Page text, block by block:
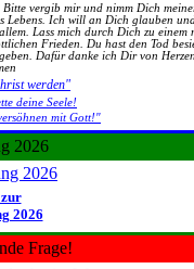
Bitte vergib mir und nimm Dich
Lebens. Ich will an Dich glauben
Lass mich durch Dich zu einem
Frieden. Du hast den Tod
Dafür danke ich Dir von
werden"
deine Seele!
mit Gott!"
2026
2026
Frage!